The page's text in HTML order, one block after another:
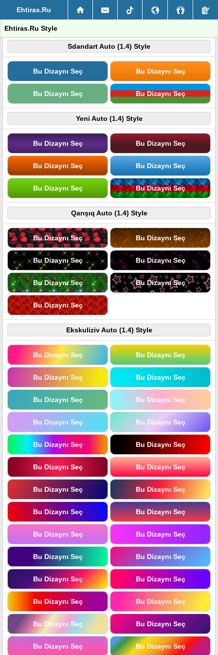
Ehtiras.Ru
Ehtiras.Ru Style
Sdandart Auto (1.4) Style
Bu Dizaynı Seç Bu Dizaynı Seç
Bu Dizaynı Seç Bu Dizaynı Seç
Yeni Auto (1.4) Style
Bu Dizaynı Seç Bu Dizaynı Seç
Bu Dizaynı Seç Bu Dizaynı Seç
Bu Dizaynı Seç Bu Dizaynı Seç
Qarışıq Auto (1.4) Style
Bu Dizaynı Seç Bu Dizaynı Seç
Bu Dizaynı Seç Bu Dizaynı Seç
Bu Dizaynı Seç Bu Dizaynı Seç
Bu Dizaynı Seç
Ekskuliziv Auto (1.4) Style
Bu Dizaynı Seç Bu Dizaynı Seç
Bu Dizaynı Seç Bu Dizaynı Seç
Bu Dizaynı Seç Bu Dizaynı Seç
Bu Dizaynı Seç Bu Dizaynı Seç
Bu Dizaynı Seç Bu Dizaynı Seç
Bu Dizaynı Seç Bu Dizaynı Seç
Bu Dizaynı Seç Bu Dizaynı Seç
Bu Dizaynı Seç Bu Dizaynı Seç
Bu Dizaynı Seç Bu Dizaynı Seç
Bu Dizaynı Seç Bu Dizaynı Seç
Bu Dizaynı Seç Bu Dizaynı Seç
Bu Dizaynı Seç Bu Dizaynı Seç
Bu Dizaynı Seç Bu Dizaynı Seç
Bu Dizaynı Seç Bu Dizaynı Seç